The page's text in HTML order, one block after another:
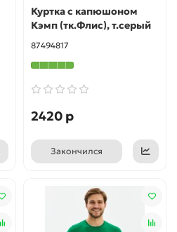
Куртка с капюшоном
Кэмп (тк.Флис), т.серый
87494817
2420 р
Закончился